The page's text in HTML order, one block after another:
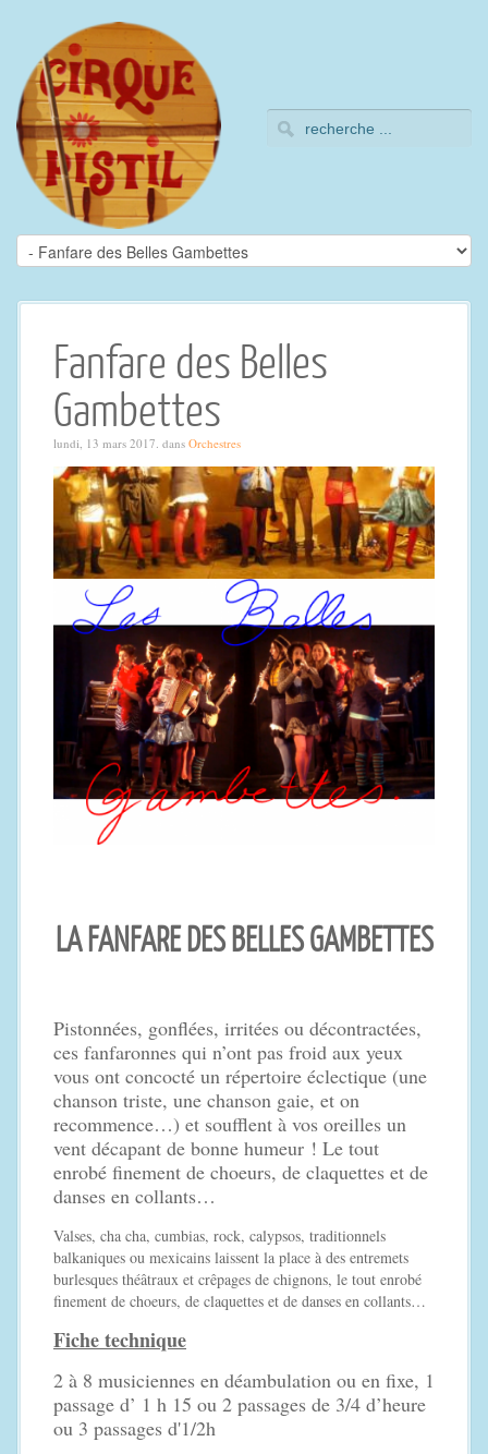
Fanfare des Belles
Gambettes
lundi, 13 mars 2017. dans Orchestres
LA FANFARE DES BELLES GAMBETTES
Pistonnées, gonflées, irritées ou décontractées,
ces fanfaronnes qui n’ont pas froid aux yeux
vous ont concocté un répertoire éclectique (une
chanson triste, une chanson gaie, et on
recommence…) et soufflent à vos oreilles un
vent décapant de bonne humeur ! Le tout
enrobé finement de choeurs, de claquettes et de
danses en collants…
Valses, cha cha, cumbias, rock, calypsos, traditionnels
balkaniques ou mexicains laissent la place à des entremets
burlesques théâtraux et crêpages de chignons, le tout enrobé
finement de choeurs, de claquettes et de danses en collants…
Fiche technique
2 à 8 musiciennes en déambulation ou en fixe, 1
passage d’ 1 h 15 ou 2 passages de 3/4 d’heure
ou 3 passages d'1/2h